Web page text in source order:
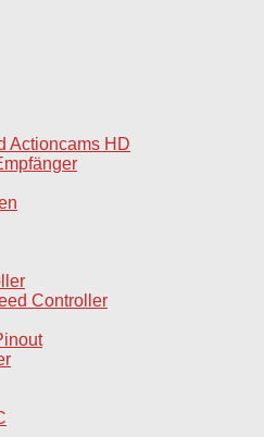
Actioncams HD
Controller